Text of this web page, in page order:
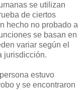
se utilizan
de ciertos
hecho no probado a
se basan en
variar según el
jurisdicción.
estuvo
y se encontraron